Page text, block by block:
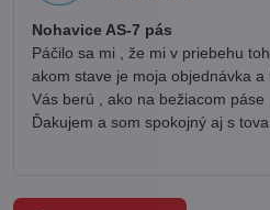
Nohavice AS-7 pás
Páčilo sa mi , že mi v priebehu
akom stave je moja objednávka
Vás berú , ako na bežiacom páse
Ďakujem a som spokojný aj s